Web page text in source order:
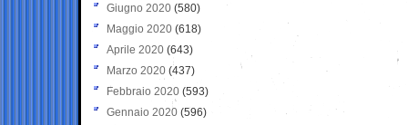
Giugno 2020 (580)
Maggio 2020 (618)
Aprile 2020 (643)
Marzo 2020 (437)
Febbraio 2020 (593)
Gennaio 2020 (596)